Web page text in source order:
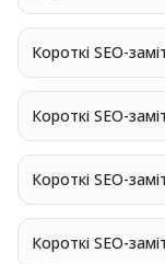
Короткі SEO-
Короткі SEO-
Короткі SEO-